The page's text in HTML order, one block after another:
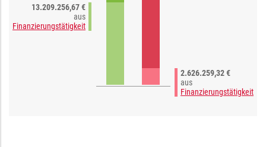
13.209.256,67 €
aus
Finanzierungstätigkeit
2.626.259,32 €
aus
Finanzierungstätigkeit